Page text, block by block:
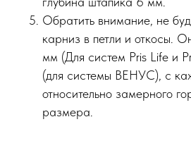
Обратить внимание, не
карниз в петли и откосы.
мм (Для систем Pris Life и
(для системы ВЕНУС), с
относительно замерного
размера.